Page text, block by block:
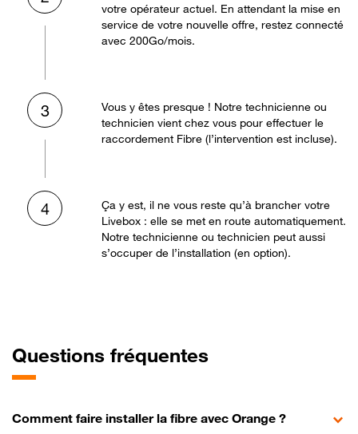
votre opérateur actuel. En attendant la mise en
service de votre nouvelle offre, restez connecté
avec 200Go/mois.
3
Vous y êtes presque ! Notre technicienne ou
technicien vient chez vous pour effectuer le
raccordement Fibre (l’intervention est incluse).
4
Ça y est, il ne vous reste qu’à brancher votre
Livebox : elle se met en route automatiquement.
Notre technicienne ou technicien peut aussi
s’occuper de l’installation (en option).
Questions fréquentes
Comment faire installer la fibre avec Orange ?